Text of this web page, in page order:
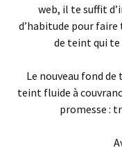
web, il te suffit
d’habitude pour
de teint qui te
Le nouveau fond de
teint fluide à
promesse :